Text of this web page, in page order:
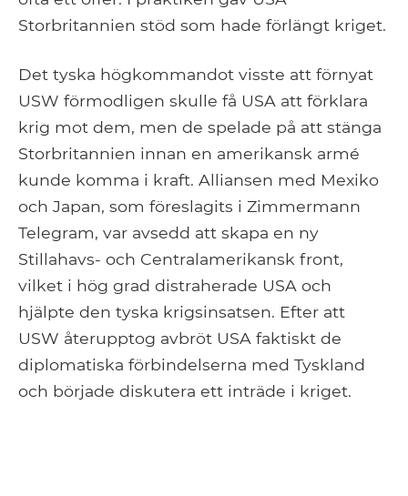
Storbritannien stöd som hade förlängt kriget.
Det tyska högkommandot visste att förnyat
USW förmodligen skulle få USA att förklara
krig mot dem, men de spelade på att stänga
Storbritannien innan en amerikansk armé
kunde komma i kraft. Alliansen med Mexiko
och Japan, som föreslagits i Zimmermann
Telegram, var avsedd att skapa en ny
Stillahavs- och Centralamerikansk front,
vilket i hög grad distraherade USA och
hjälpte den tyska krigsinsatsen. Efter att
USW återupptog avbröt USA faktiskt de
diplomatiska förbindelserna med Tyskland
och började diskutera ett inträde i kriget.